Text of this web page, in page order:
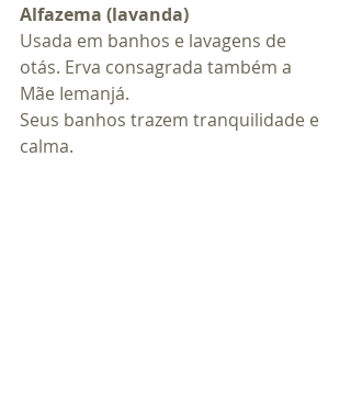
Alfazema (lavanda)
Usada em banhos e lavagens de
otás. Erva consagrada também a
Mãe Iemanjá.
Seus banhos trazem tranquilidade e
calma.